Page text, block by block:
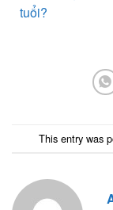
This entry was